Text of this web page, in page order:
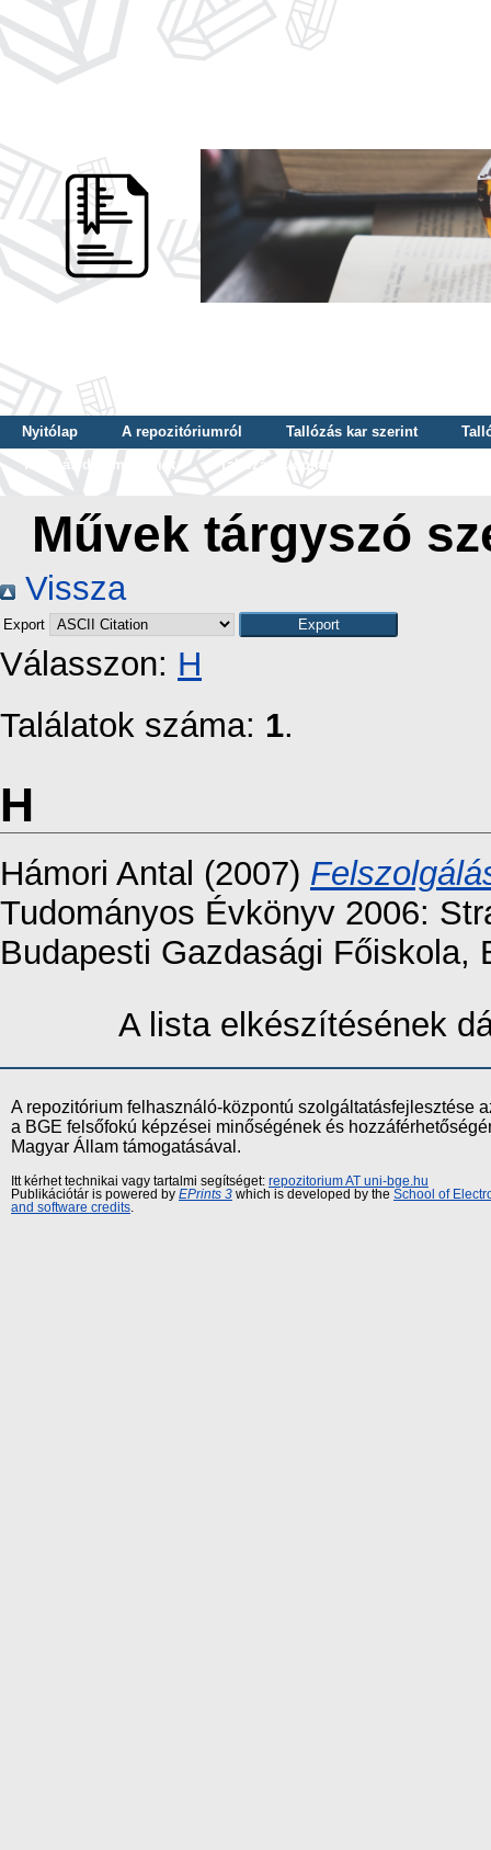
Nyitólap A repozitóriumról Tallózás kar szerint
Tallózás dátum szerint
Tallózás tudományterület szerint
Művek tárgyszó
Vissza
Export
Válasszon: H
Találatok száma: 1.
H
Hámori Antal (2007)
Tudományos Évkönyv 2006:
Budapesti Gazdasági Főiskola,
A lista elkészítésének
A repozitórium felhasználó-központú szolgáltatásfejlesztése
a BGE felsőfokú képzései minőségének és
Magyar Állam támogatásával.
Itt kérhet technikai vagy tartalmi segítséget: repozitorium AT uni-bge.hu
Publikációtár is powered by EPrints 3 which is developed by the School of
and software credits